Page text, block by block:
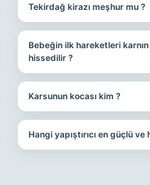
Tekirdağ kirazı meşhur mu ?
Bebeğin ilk hareketleri
hissedilir ?
Karsunun kocası kim ?
Hangi yapıştırıcı en güçlü ve